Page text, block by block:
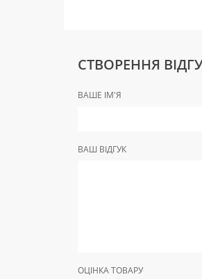
СТВОРЕННЯ
ВАШЕ ІМ'Я
ВАШ ВІДГУК
ОЦІНКА ТОВАРУ